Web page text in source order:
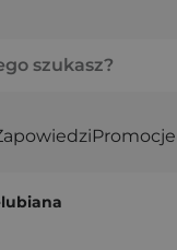
Promocje